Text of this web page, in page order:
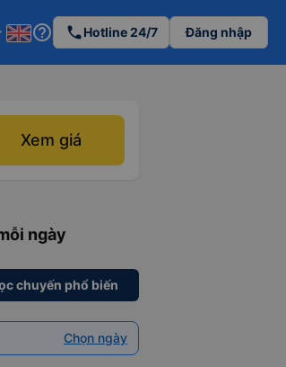
help_outline phoneHotline 24/7 Đăng nhập
Xem giá
ngày
chuyến phổ biến
Chọn ngày